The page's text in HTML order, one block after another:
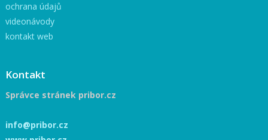
ochrana údajů
videonávody
kontakt web
Kontakt
Správce stránek pribor.cz
info@pribor.cz